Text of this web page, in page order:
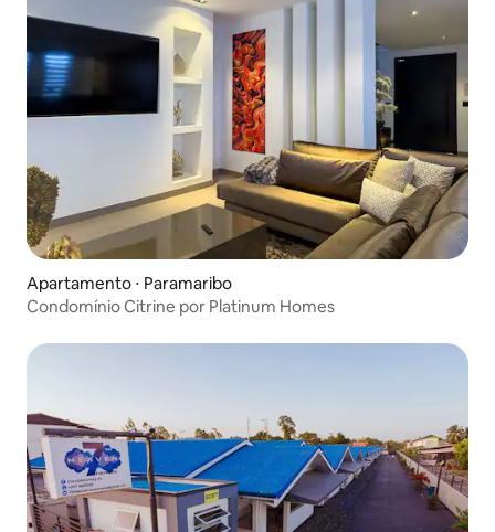
Apartamento ⋅ Paramaribo
Condomínio Citrine por Platinum Homes